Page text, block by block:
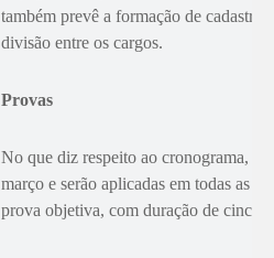
também prevê a formação de cadastro
divisão entre os cargos.
Provas
No que diz respeito ao cronograma,
março e serão aplicadas em todas as
prova objetiva, com duração de cinco